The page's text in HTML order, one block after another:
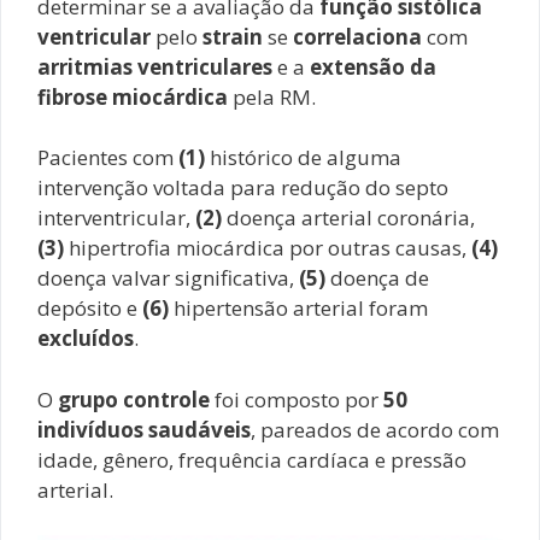
determinar se a avaliação da função sistólica
ventricular pelo strain se correlaciona com
arritmias ventricularese a extensão da
fibrose miocárdica pela RM.
Pacientes com (1) histórico de alguma
intervenção voltada para redução do septo
interventricular, (2)doença arterial coronária,
(3) hipertrofia miocárdica por outras causas, (4)
doença valvar significativa, (5)doença de
depósito e (6) hipertensão arterial foram
excluídos.
O grupo controlefoi composto por50
indivíduos saudáveis, pareados de acordo com
idade, gênero, frequência cardíaca e pressão
arterial.